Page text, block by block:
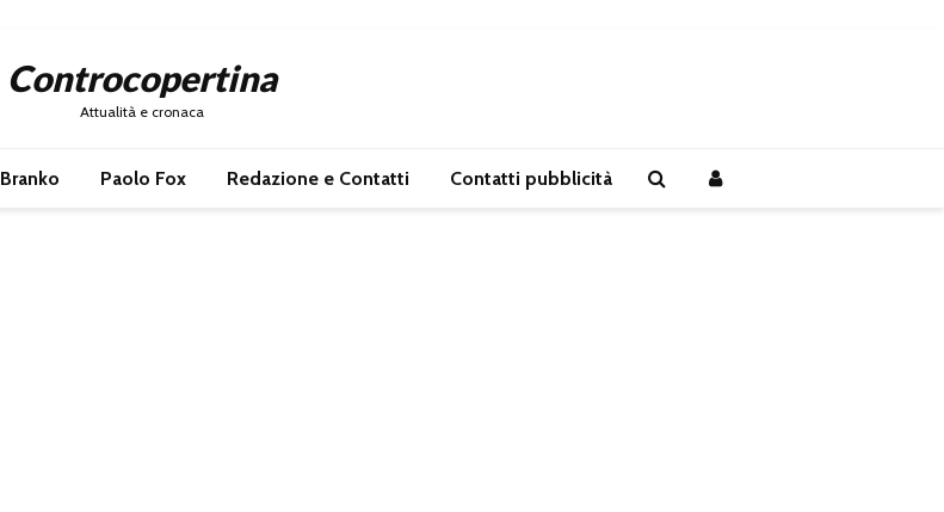
Controcopertina
Attualità e cronaca
Branko Paolo Fox Redazione e Contatti Contatti pubblicità